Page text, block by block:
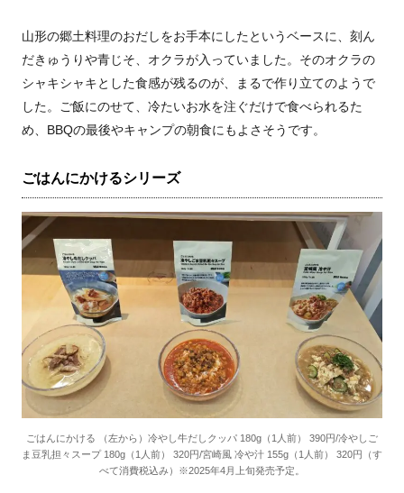
山形の郷土料理のおだしをお手本にしたというベースに、刻ん
だきゅうりや青じそ、オクラが入っていました。そのオクラの
シャキシャキとした食感が残るのが、まるで作り立てのようで
した。ご飯にのせて、冷たいお水を注ぐだけで食べられるた
め、BBQの最後やキャンプの朝食にもよさそうです。
ごはんにかけるシリーズ
ごはんにかける （左から）冷やし牛だしクッパ 180g（1人前） 390円/冷やしご
ま豆乳担々スープ 180g（1人前） 320円/宮崎風 冷や汁 155g（1人前） 320円（す
べて消費税込み）※2025年4月上旬発売予定。